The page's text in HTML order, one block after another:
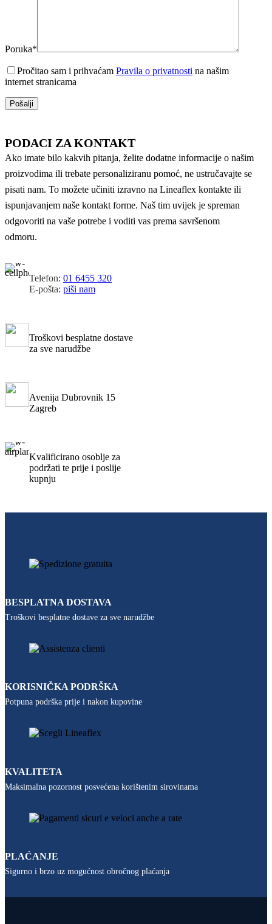
Poruka*
Pročitao sam i prihvaćam Pravila o privatnosti na našim
internet stranicama
PODACI ZA KONTAKT
Ako imate bilo kakvih pitanja, želite dodatne informacije o našim
proizvodima ili trebate personaliziranu pomoć, ne ustručavajte se
pisati nam. To možete učiniti izravno na Lineaflex kontakte ili
ispunjavanjem naše kontakt forme. Naš tim uvijek je spreman
odgovoriti na vaše potrebe i voditi vas prema savršenom
odmoru.
Telefon: 01 6455 320
E-pošta: piši nam
Troškovi besplatne dostave
za sve narudžbe
Avenija Dubrovnik 15
Zagreb
Kvalificirano osoblje za
podržati te prije i poslije
kupnju
BESPLATNA DOSTAVA
Troškovi besplatne dostave za sve narudžbe
KORISNIČKA PODRŠKA
Potpuna podrška prije i nakon kupovine
KVALITETA
Maksimalna pozornost posvećena korištenim sirovinama
PLAĆANJE
Sigurno i brzo uz mogućnost obročnog plaćanja